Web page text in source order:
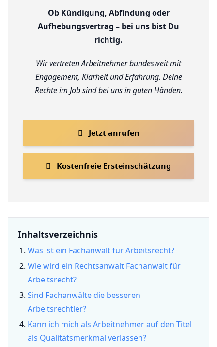
Ob Kündigung, Abfindung oder
Aufhebungsvertrag – bei uns bist Du
richtig.
Wir vertreten Arbeitnehmer bundesweit mit
Engagement, Klarheit und Erfahrung. Deine
Rechte im Job sind bei uns in guten Händen.
Jetzt anrufen
Kostenfreie Ersteinschätzung
Inhaltsverzeichnis
Was ist ein Fachanwalt für Arbeitsrecht?
Wie wird ein Rechtsanwalt Fachanwalt für
Arbeitsrecht?
Sind Fachanwälte die besseren
Arbeitsrechtler?
Kann ich mich als Arbeitnehmer auf den Titel
als Qualitätsmerkmal verlassen?